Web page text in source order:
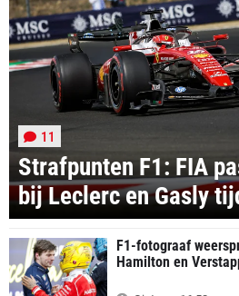
Strafpunten F1: FIA
bij Leclerc en Gasly
11
F1-fotograaf
Hamilton en